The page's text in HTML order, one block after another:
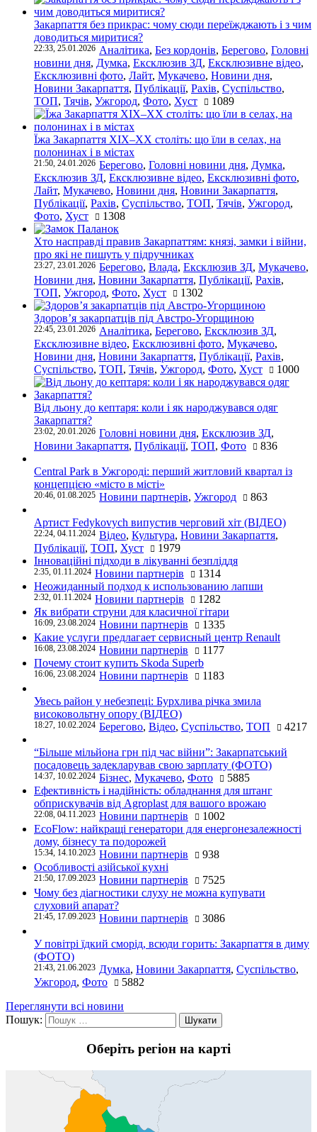
Закарпаття без прикрас: чому сюди переїжджають і з чим
доводиться миритися?
22:33, 25.01.2026 Аналітика, Без кордонів, Берегово, Головні
новини дня, Думка, Ексклюзив ЗД, Ексклюзивне відео,
Ексклюзивні фото, Лайт, Мукачево, Новини дня,
Новини Закарпаття, Публікації, Рахів, Суспільство,
ТОП, Тячів, Ужгород, Фото, Хуст 1089
Їжа Закарпаття ХІХ–ХХ століть: що їли в селах, на
полонинах і в містах
21:50, 24.01.2026 Берегово, Головні новини дня, Думка,
Ексклюзив ЗД, Ексклюзивне відео, Ексклюзивні фото,
Лайт, Мукачево, Новини дня, Новини Закарпаття,
Публікації, Рахів, Суспільство, ТОП, Тячів, Ужгород,
Фото, Хуст 1308
Хто насправді правив Закарпаттям: князі, замки і війни,
про які не пишуть у підручниках
23:27, 23.01.2026 Берегово, Влада, Ексклюзив ЗД, Мукачево,
Новини дня, Новини Закарпаття, Публікації, Рахів,
ТОП, Ужгород, Фото, Хуст 1302
Здоров’я закарпатців під Австро-Угорщиною
22:45, 23.01.2026 Аналітика, Берегово, Ексклюзив ЗД,
Ексклюзивне відео, Ексклюзивні фото, Мукачево,
Новини дня, Новини Закарпаття, Публікації, Рахів,
Суспільство, ТОП, Тячів, Ужгород, Фото, Хуст 1000
Від льону до кептаря: коли і як народжувався одяг
Закарпаття?
23:02, 20.01.2026 Головні новини дня, Ексклюзив ЗД,
Новини Закарпаття, Публікації, ТОП, Фото 836
Central Park в Ужгороді: перший житловий квартал із
концепцією «місто в місті»
20:46, 01.08.2025 Новини партнерів, Ужгород 863
Артист Fedykovych випустив черговий хіт (ВІДЕО)
22:24, 04.11.2024 Відео, Культура, Новини Закарпаття,
Публікації, ТОП, Хуст
1979
Інноваційні підходи в лікуванні безпліддя
2:35, 01.11.2024 Новини партнерів
1314
Неожиданный подход к использованию лапши
2:32, 01.11.2024 Новини партнерів
1282
Як вибрати струни для класичної гітари
16:09, 23.08.2024 Новини партнерів
1335
Какие услуги предлагает сервисный центр Renault
16:08, 23.08.2024 Новини партнерів
1177
Почему стоит купить Skoda Superb
16:06, 23.08.2024 Новини партнерів 1183
Увесь район у небезпеці: Бурхлива річка змила
високовольтну опору (ВІДЕО)
18:27, 10.02.2024 Берегово, Відео, Суспільство, ТОП 4217
“Більше мільйона грн під час війни”: Закарпатський
посадовець задекларував свою зарплату (ФОТО)
14:37, 10.02.2024 Бізнес, Мукачево, Фото
5885
Ефективність і надійність: обладнання для штанг
обприскувачів від Agroplast для вашого врожаю
22:08, 04.11.2023 Новини партнерів
1002
EcoFlow: найкращі генератори для енергонезалежності
дому, бізнесу та подорожей
15:34, 14.10.2023 Новини партнерів
938
Особливості азійської кухні
21:50, 17.09.2023 Новини партнерів
7525
Чому без діагностики слуху не можна купувати
слуховий апарат?
21:45, 17.09.2023 Новини партнерів 3086
У повітрі їдкий сморід, всюди горить: Закарпаття в диму
(ФОТО)
21:43, 21.06.2023 Думка, Новини Закарпаття, Суспільство,
Ужгород, Фото
5882
Переглянути всі новини
Пошук:
Оберіть регіон на карті